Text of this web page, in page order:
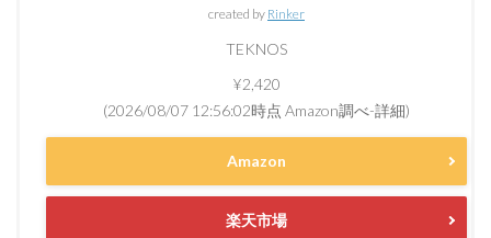
created by Rinker
TEKNOS
¥2,420
(2026/08/07 12:56:02時点 Amazon調べ-詳細)
Amazon
楽天市場